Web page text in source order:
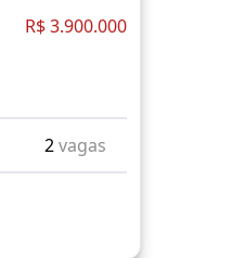
R$ 3.900.000
2vagas